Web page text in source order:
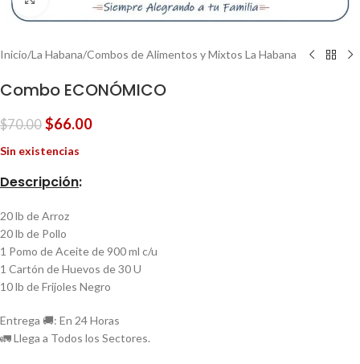
Inicio/La Habana/Combos de Alimentos y Mixtos La Habana
Combo ECONÓMICO
$70.00 $66.00
Sin existencias
Descripción:
20 lb de Arroz
20 lb de Pollo
1 Pomo de Aceite de 900 ml c/u
1 Cartón de Huevos de 30 U
10 lb de Frijoles Negro
Entrega 🚚: En 24 Horas
🚛 Llega a Todos los Sectores.